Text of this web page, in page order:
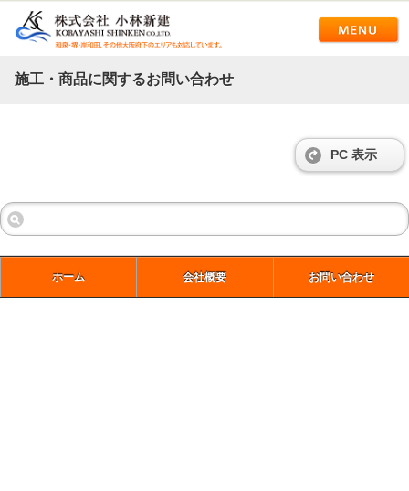
施工・商品に関するお問い合わせ
PC 表示
ホーム 会社概要 お問い合わせ